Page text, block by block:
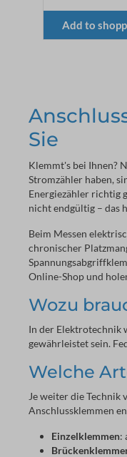
Add to
Sie
Klemmt's bei Ihnen?
Stromzähler haben,
Energiezähler richtig
nicht endgültig – das
Beim Messen
chronischer
Online-Shop und
Wozu
In der Elektrotechnik
gewährleistet sein.
Welche
Je weiter die
Anschlussklemmen
Einzelklemmen: